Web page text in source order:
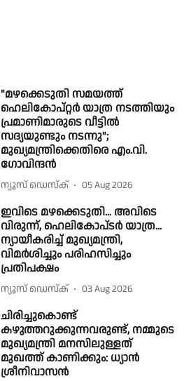
"മഴക്കെടുതി സമയത്ത്
ഹെലികോപ്റ്റർ യാത്ര നടത്തിയും
പ്രമാണിമാരുടെ വീട്ടിൽ
സദ്യയുണ്ടും നടന്നു";
മുഖ്യമന്ത്രിക്കെതിരെ എം.വി.
ഗോവിന്ദൻ
ന്യൂസ് ഡെസ്ക് 05 Aug 2026
ഇവിടെ മഴക്കെടുതി... അവിടെ
വിരുന്ന്, ഹെലികോപ്‍ടര്‍ യാത്ര...
ന്യായീകരിച്ച് മുഖ്യമന്ത്രി,
വിമര്‍ശിച്ചും പരിഹസിച്ചും
പ്രതിപക്ഷം
ന്യൂസ് ഡെസ്ക് 03 Aug 2026
ചിരിച്ചുകൊണ്ട്
കഴുത്തറുക്കുന്നവരുണ്ട്, നമ്മുടെ
മുഖ്യമന്ത്രി മനസിലുള്ളത്
മുഖത്ത് കാണിക്കും: ധ്യാൻ
ശ്രീനിവാസൻ